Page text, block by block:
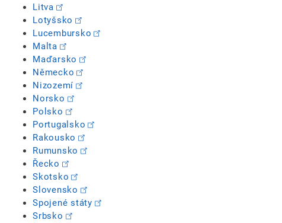
Litva
Lotyšsko
Lucembursko
Malta
Maďarsko
Německo
Nizozemí
Norsko
Polsko
Portugalsko
Rakousko
Rumunsko
Řecko
Skotsko
Slovensko
Spojené státy
Srbsko